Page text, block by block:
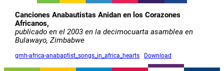
Canciones Anabautistas Anidan en los Corazones
Africanos,
publicado en el 2003 en la decimocuarta asamblea en
Bulawayo, Zimbabwe
gmh-africa-anabaptist_songs_in_africa_hearts Download